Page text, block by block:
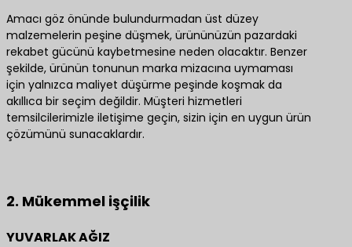
Amacı göz önünde bulundurmadan üst düzey
malzemelerin peşine düşmek, ürününüzün pazardaki
rekabet gücünü kaybetmesine neden olacaktır. Benzer
şekilde, ürünün tonunun marka mizacına uymaması
için yalnızca maliyet düşürme peşinde koşmak da
akıllıca bir seçim değildir. Müşteri hizmetleri
temsilcilerimizle iletişime geçin, sizin için en uygun ürün
çözümünü sunacaklardır.
2. Mükemmel işçilik
YUVARLAK AĞIZ